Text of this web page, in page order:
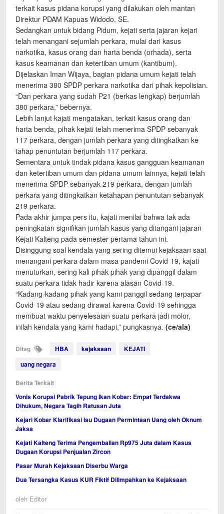
terkait kasus pidana korupsi yang dilakukan oleh mantan
Direktur PDAM Kapuas Widodo, SE.
Sedangkan untuk bidang Pidum, kejati serta jajaran kejari
telah menangani sejumlah perkara, mulai dari kasus
narkotika, kasus orang dan harta benda (orhada), serta
kasus keamanan dan ketertiban umum (kantibum).
Dijelaskan Iman Wijaya, bagian pidana umum kejati telah
menerima 380 SPDP perkara narkotika dari pihak kepolisian.
“Dan perkara yang sudah P21 (berkas lengkap) berjumlah
380 perkara,” bebernya.
Lebih lanjut kajati mengatakan, terkait kasus orang dan
harta benda, pihak kejati telah menerima SPDP sebanyak
117 perkara, dengan jumlah perkara yang ditingkatkan ke
tahap penuntutan berjumlah 117 perkara.
Sementara untuk tindak pidana kasus gangguan keamanan
dan ketertiban umum dan pidana umum lainnya, kejati telah
menerima SPDP sebanyak 219 perkara, dengan jumlah
perkara yang ditingkatkan ketahapan penuntutan sebanyak
219 perkara.
Pada akhir jumpa pers itu, kajati menilai bahwa tak ada
peningkatan signifikan jumlah kasus yang ditangani jajaran
Kejati Kalteng pada semester pertama tahun ini.
Disinggung soal kendala yang sering ditemui kejaksaan saat
menangani perkara dalam masa pandemi Covid-19, kajati
menuturkan, sering kali pihak-pihak yang dipanggil dalam
suatu perkara tidak hadir karena alasan Covid-19.
“Kadang-kadang pihak yang kami panggil sedang terpapar
Covid-19 atau sedang dirawat karena Covid-19 sehingga
membuat waktu penyelesaian suatu perkara jadi molor,
inilah kendala yang kami hadapi,” pungkasnya. (ce/ala)
Ditag HBA kejaksaan
KEJATI
uang negara
Berita Terkait
Vonis Korupsi Pabrik Tepung Ikan Kobar: Empat Terdakwa
Dihukum, Negara Tagih Ratusan Juta
Kejari Kobar Klarifikasi Isu Dugaan Permintaan Uang oleh Oknum
Jaksa
Kejati Kalteng Terima Pengembalian Rp975 Juta dalam Kasus
Dugaan Korupsi Penjualan Zircon
Pasar Murah Kejaksaan Diserbu Warga
Dua Tersangka Kasus KUR Fiktif Dilimpahkan ke Kejaksaan
oleh Editor